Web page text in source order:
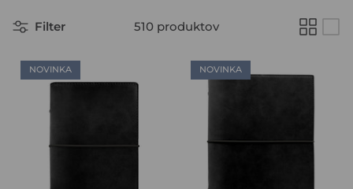
POZRITE SA NA ZĽAVNENÉ PRODUKTY
KÚPIŤ DIÁR
KÚPIŤ PLÁNOVAČ
KÚPIŤ ZÁPISNÍK
KÚPIŤ THE ORIGINAL PORTFOLIO
KÚPIŤ NÁPLŇ DO DIÁRE & CLIPBOOKU
KÚPIŤ PRÍSLUŠENSTVO A DOPLNKY
Filter 510 produktov
NOVINKA NOVINKA